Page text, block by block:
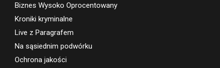
Biznes Wysoko Oprocentowany
Kroniki kryminalne
Live z Paragrafem
Na sąsiednim podwórku
Ochrona jakości